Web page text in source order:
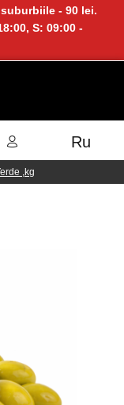
- 90 lei.
S: 09:00 -
Ru
,kg